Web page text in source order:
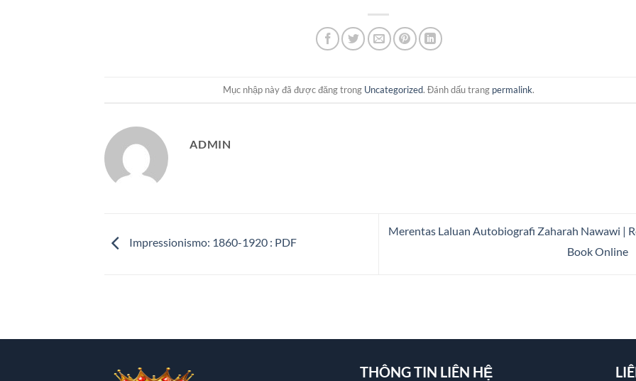
Mục nhập này đã được đăng trong Uncategorized. Đánh dấu trang permalink.
ADMIN
Impressionismo: 1860-1920 : PDF
Merentas Laluan Autobiografi Zaharah Nawawi |
Book Online
THÔNG TIN LIÊN HỆ